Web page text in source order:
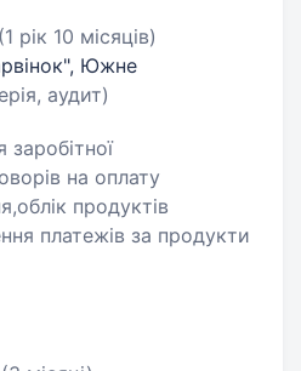
(1 рік 10 місяців)
Южне
аудит)
заробітної
на оплату
продуктів
платежів за продукти